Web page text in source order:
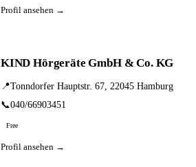
Profil ansehen →
KIND Hörgeräte GmbH & Co. KG
📍Tonndorfer Hauptstr. 67, 22045 Hamburg
📞040/66903451
Free
Profil ansehen →